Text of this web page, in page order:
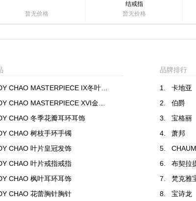
暂无价格
结戒指
暂无价格
CHAO MASTERPIECE IX冬叶套链项链
CHAO MASTERPIECE XVI金黄羽饰胸针
CHAO 冬季花瓣耳环耳饰
CHAO 树枝手环手镯
CHAO 叶片皇冠发饰
CHAO 叶片戒指戒指
CHAO 枫叶耳环耳饰
CHAO 花蕾胸针胸针
品牌排行
1.
卡地亚
2.
伯爵
3.
宝格丽
4.
萧邦
5.
6.
布契拉
7.
梵克雅
8.
宝诗龙